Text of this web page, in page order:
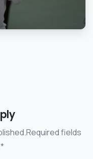
fields